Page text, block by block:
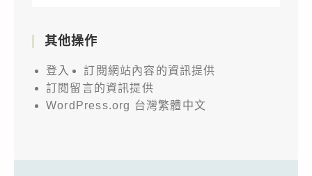
其他操作
登入
訂閱網站內容的資訊提供
訂閱留言的資訊提供
WordPress.org 台灣繁體中文